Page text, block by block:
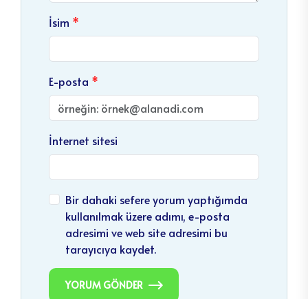
İsim
E-posta
İnternet sitesi
Bir dahaki sefere yorum yaptığımda
kullanılmak üzere adımı, e-posta
adresimi ve web site adresimi bu
tarayıcıya kaydet.
YORUM GÖNDER